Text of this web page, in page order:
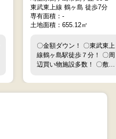
東武東上線 鶴ヶ島 徒歩7分
専有面積：-
土地面積：655.12㎡
〇金額ダウン！ 〇東武東上
線鶴ヶ島駅徒歩７分！ 〇周
辺買い物施設多数！ 〇敷地
パート用地、マンション用
地！ 〇利用用途多数！ 〇